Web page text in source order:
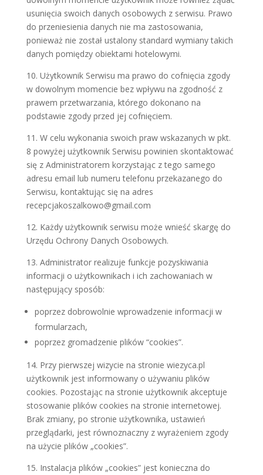
usunięcia swoich danych osobowych z serwisu. Prawo
do przeniesienia danych nie ma zastosowania,
ponieważ nie został ustalony standard wymiany takich
danych pomiędzy obiektami hotelowymi.
10. Użytkownik Serwisu ma prawo do cofnięcia zgody
w dowolnym momencie bez wpływu na zgodność z
prawem przetwarzania, którego dokonano na
podstawie zgody przed jej cofnięciem.
11. W celu wykonania swoich praw wskazanych w pkt.
8 powyżej użytkownik Serwisu powinien skontaktować
się z Administratorem korzystając z tego samego
adresu email lub numeru telefonu przekazanego do
Serwisu, kontaktując się na adres
recepcjakoszalkowo@gmail.com
12. Każdy użytkownik serwisu może wnieść skargę do
Urzędu Ochrony Danych Osobowych.
13. Administrator realizuje funkcje pozyskiwania
informacji o użytkownikach i ich zachowaniach w
następujący sposób:
poprzez dobrowolnie wprowadzenie informacji w
formularzach,
poprzez gromadzenie plików “cookies”.
14. Przy pierwszej wizycie na stronie wiezyca.pl
użytkownik jest informowany o używaniu plików
cookies. Pozostając na stronie użytkownik akceptuje
stosowanie plików cookies na stronie internetowej.
Brak zmiany, po stronie użytkownika, ustawień
przeglądarki, jest równoznaczny z wyrażeniem zgody
na użycie plików „cookies”.
15. Instalacja plików „cookies” jest konieczna do